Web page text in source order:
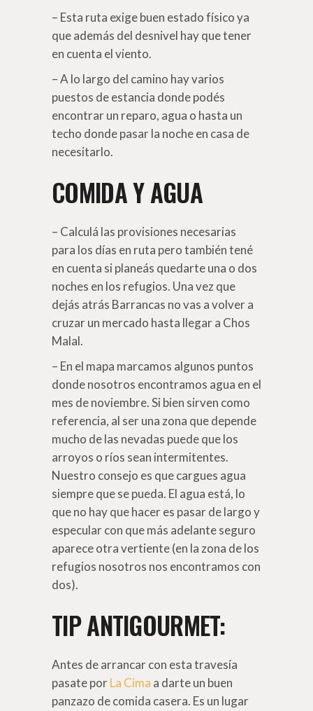
– Esta ruta exige buen estado físico ya
que además del desnivel hay que tener
en cuenta el viento.
– A lo largo del camino hay varios
puestos de estancia donde podés
encontrar un reparo, agua o hasta un
techo donde pasar la noche en casa de
necesitarlo.
COMIDA Y AGUA
– Calculá las provisiones necesarias
para los días en ruta pero también tené
en cuenta si planeás quedarte una o dos
noches en los refugios. Una vez que
dejás atrás Barrancas no vas a volver a
cruzar un mercado hasta llegar a Chos
Malal.
– En el mapa marcamos algunos puntos
donde nosotros encontramos agua en el
mes de noviembre. Si bien sirven como
referencia, al ser una zona que depende
mucho de las nevadas puede que los
arroyos o ríos sean intermitentes.
Nuestro consejo es que cargues agua
siempre que se pueda. El agua está, lo
que no hay que hacer es pasar de largo y
especular con que más adelante seguro
aparece otra vertiente (en la zona de los
refugios nosotros nos encontramos con
dos).
TIP ANTIGOURMET:
Antes de arrancar con esta travesía
pasate porLa Cima a darte un buen
panzazo de comida casera. Es un lugar